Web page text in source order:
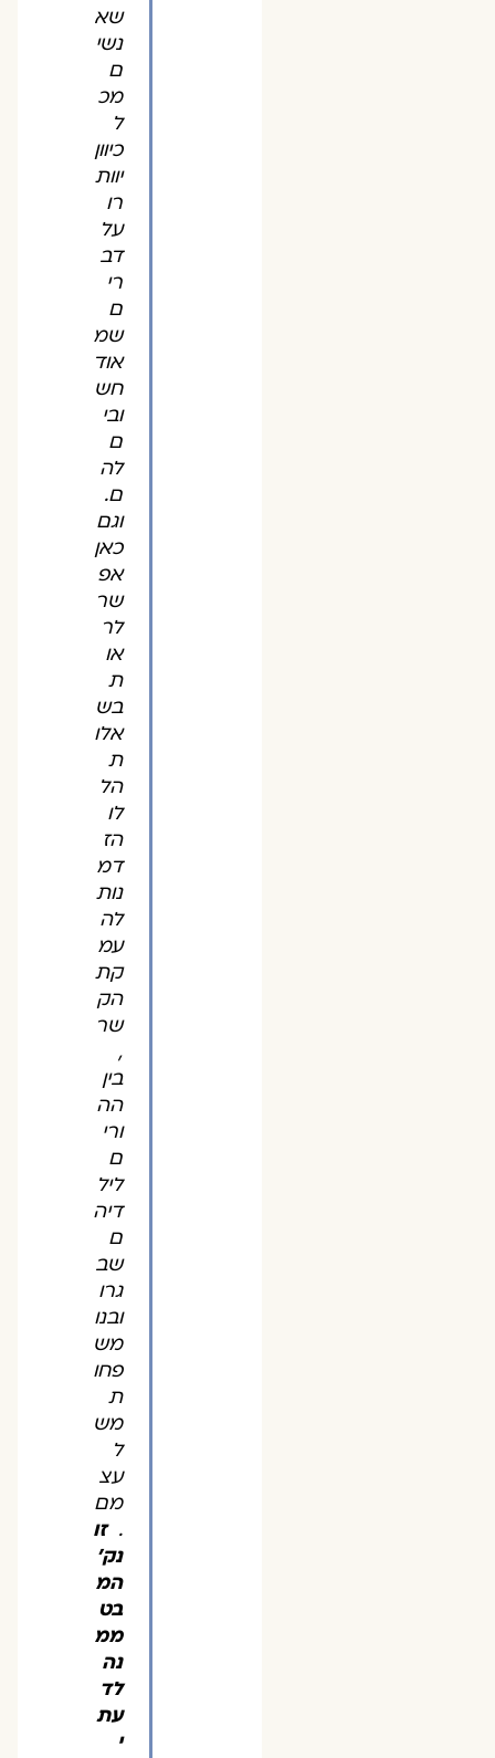
שא
נשי
ם
מכ
ל
כיוון
יוות
רו
על
דב
רי
ם
שמ
אוד
חש
ובי
ם
לה
ם.
וגם
כאן
אפ
שר
לר
או
ת
בש
אלו
ת
הל
לו
הז
דמ
נות
לה
עמ
קת
הק
שר
בין
הה
ורי
ם
ליל
דיה
ם
שב
גרו
ובנו
מש
פחו
ת
מש
ל
עצ
מם
. זו
נק'
המ
בט
ממ
נה
לד
עת